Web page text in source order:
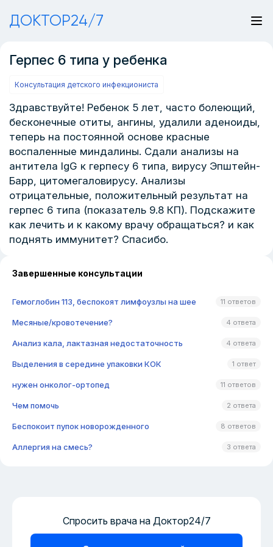
ДОКТОР24/7
Герпес 6 типа у ребенка
Консультация детского инфекциониста
Здравствуйте! Ребенок 5 лет, часто болеющий,
бесконечные отиты, ангины, удалили аденоиды,
теперь на постоянной основе красные
воспаленные миндалины. Сдали анализы на
антитела IgG к герпесу 6 типа, вирусу Эпштейн-
Барр, цитомегаловирусу. Анализы
отрицательные, положительный результат на
герпес 6 типа (показатель 9.8 КП). Подскажите
как лечить и к какому врачу обращаться? и как
поднять иммунитет? Спасибо.
Завершенные консультации
Гемоглобин 113, беспокоят лимфоузлы на шее 11 ответов
Месяные/кровотечение? 4 ответа
Анализ кала, лактазная недостаточность 4 ответа
Выделения в середине упаковки КОК 1 ответ
нужен онколог-ортопед 11 ответов
Чем помочь 2 ответа
Беспокоит пупок новорожденного 8 ответов
Аллергия на смесь? 3 ответа
Спросить врача на Доктор24/7